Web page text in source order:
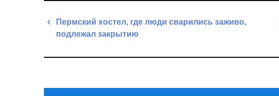
Навигация
по
Пермский хостел, где люди сварились заживо,
подлежал закрытию